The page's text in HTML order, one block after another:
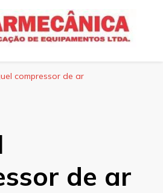
compressor de ar
de ar